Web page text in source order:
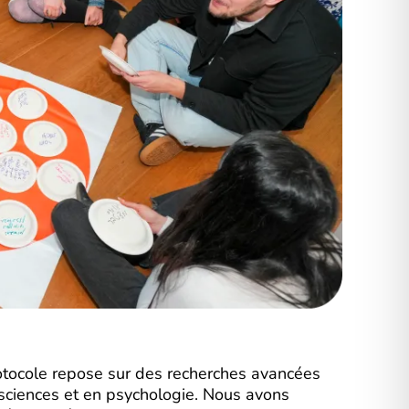
repose sur des recherches avancées
et en psychologie. Nous avons